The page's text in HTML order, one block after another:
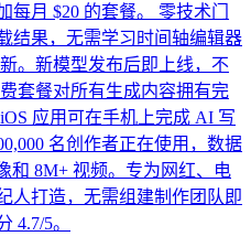
月 $20 的套餐。 零技术门
结果，无需学习时间轴编辑器
。新模型发布后即上线，不
套餐对所有生成内容拥有完
应用可在手机上完成 AI 写
名创作者正在使用，数据
和 8M+ 视频。专为网红、电
人打造，无需组建制作团队即
4.7/5。